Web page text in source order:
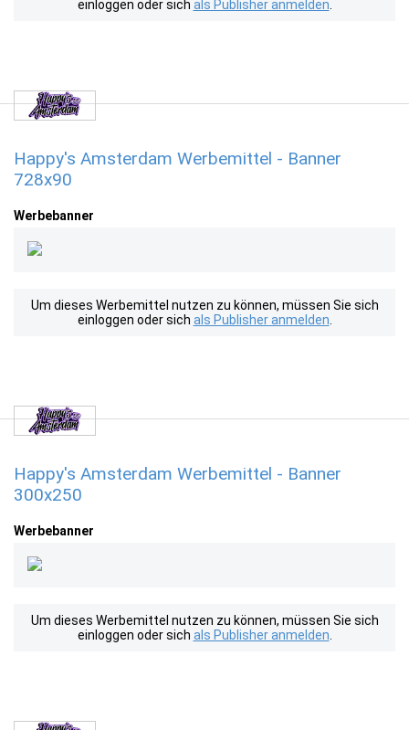
einloggen oder sich als Publisher anmelden
Happy's Amsterdam Werbemittel - Banner
728x90
Werbebanner
Um dieses Werbemittel nutzen zu können, müssen Sie sich
einloggen oder sich als Publisher anmelden
Happy's Amsterdam Werbemittel - Banner
300x250
Werbebanner
Um dieses Werbemittel nutzen zu können, müssen Sie sich
einloggen oder sich als Publisher anmelden